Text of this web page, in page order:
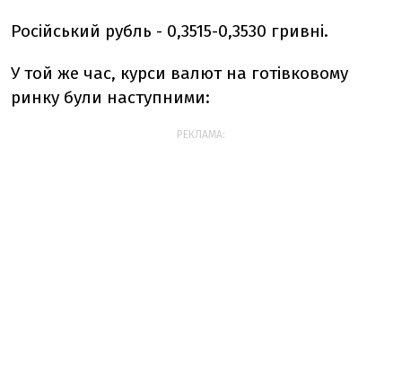
Російський рубль - 0,3515-0,3530 гривні.
У той же час, курси валют на готівковому
ринку були наступними:
РЕКЛАМА: